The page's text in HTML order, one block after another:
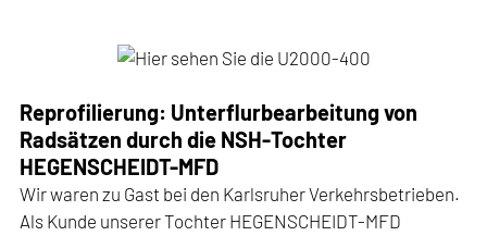
Reprofilierung: Unterflurbearbeitung von
Radsätzen durch die NSH-Tochter
HEGENSCHEIDT-MFD
Wir waren zu Gast bei den Karlsruher Verkehrsbetrieben.
Als Kunde unserer Tochter HEGENSCHEIDT-MFD